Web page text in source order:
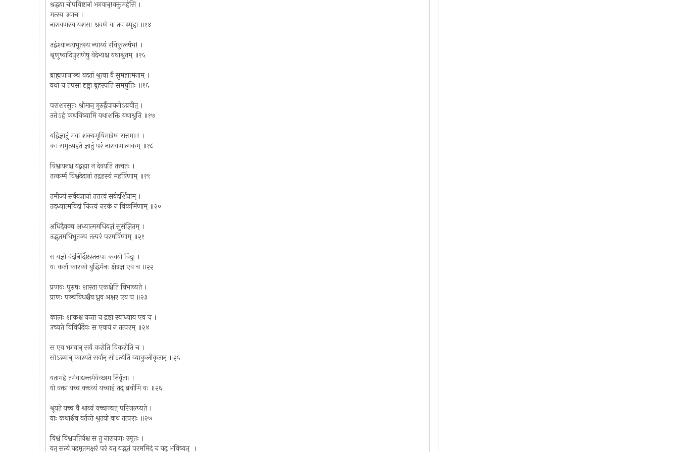
श्रद्धया चोपविष्टानां भगवान्!वक्तुमर्हसि ।
मत्स्य उवाच ।
नारायणस्य यशसः श्रवणे या तव स्पृहा ॥१४
तद्वंश्यान्वयभूतस्य न्याय्यं रविकुलर्षभ! ।
श्रृणुष्वादिपुराणेषु वेदेभ्यश्च यथाश्रुतम् ॥१५
ब्राह्मणानाञ्च वदतां श्रुत्वा वै सुमहात्मनाम् ।
यथा च तपसा दृष्ट्वा बृहस्पति समद्युतिः ॥१६
पराशरसुतः श्रीमान् गुरुर्द्वैपायनोऽब्रवीत् ।
तत्तेऽहं कथयिष्यामि यथाशक्ति यथाश्रुति ॥१७
यद्विज्ञातुं मया शक्यमृषिमात्रेण सत्तमाः! ।
कः समुत्सहते ज्ञातुं परं नारायणात्मकम् ॥१८
विश्वायनश्च यद्ब्रह्मा न देवयति तत्त्वतः ।
तत्कर्म्म विश्वदेदानां तद्रहस्यं महर्षिणाम् ॥१९
तमीज्यं सर्वयज्ञानां तत्तत्त्वं सर्वदर्शिनाम् ।
तदध्यात्मविदां चिन्त्यं नरकं न विकर्मिणाम् ॥२०
अधिदैवञ्च अध्यात्ममधियज्ञं सुसंज्ञितम् ।
तद्भूतमधिभूतञ्च तत्परं परमर्षिणाम् ॥२१
स यज्ञो वेदनिर्दिष्टस्तत्तपः कवयो विदुः ।
यः कर्ता कारको बुद्धिर्मनः क्षेत्रज्ञ एव च ॥२२
प्रणवः पुरुषः शास्ता एकश्चेति विभाव्यते ।
प्राणः पञ्चविधश्चैव ध्रुव अक्षर एव च ॥२३
कालः शाकश्च यन्ता च द्रष्टा स्वाध्याय एव च ।
उच्यते विविधैर्देवः स एवायं न तत्परम् ॥२४
स एव भगवान् सर्वं करोति विकरोति च ।
सोऽस्मान् कारयते सर्वान् सोऽत्येति व्याकुलीकृतान् ॥२५
यतामहे तमेवाद्यन्तमेवेच्छाम निर्वृताः ।
यो वक्ता यच्च वक्तव्यं यच्चाहं तद् ब्रवीमि वः ॥२६
श्रूयते यच्च वै श्राव्यं यच्चान्यत् परिजल्प्यते ।
याः कथाश्चैव वर्तन्ते श्रुतयो वाथ तत्पराः ॥२७
विश्वं विश्वपतिर्यश्च स तु नारायणः स्मृतः ।
यत् सत्यं यदमृतमक्षरं परं यत् यद्भूतं परममिदं च यद् भविष्यत् ।